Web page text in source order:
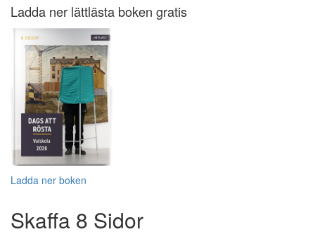
Ladda ner lättlästa boken gratis
Ladda ner boken
Skaffa 8 Sidor